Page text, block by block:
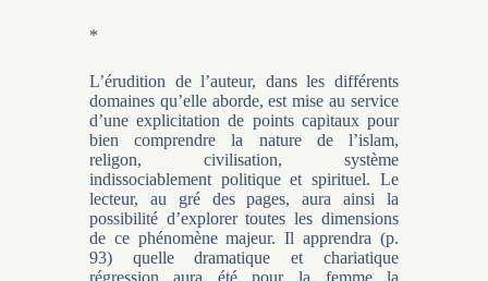
*
L’érudition de l’auteur, dans les différents
domaines qu’elle aborde, est mise au service
d’une explicitation de points capitaux pour
bien comprendre la nature de l’islam,
religon, civilisation, système
indissociablement politique et spirituel. Le
lecteur, au gré des pages, aura ainsi la
possibilité d’explorer toutes les dimensions
de ce phénomène majeur. Il apprendra (p.
93) quelle dramatique et chariatique
régression aura été pour la femme la